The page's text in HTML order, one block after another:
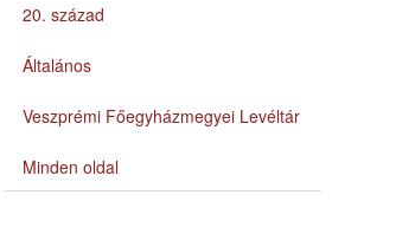
20. század
Általános
Veszprémi Főegyházmegyei Levéltár
Minden oldal